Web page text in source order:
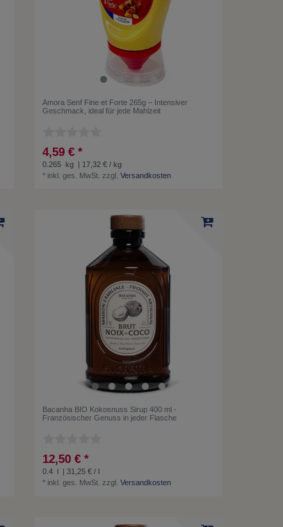
Amora Senf Fine et Forte 265g – Intensiver
Geschmack, ideal für jede Mahlzeit
4,59 € *
0.265 kg | 17,32 € / kg
* inkl. ges. MwSt. zzgl.Versandkosten
Bacanha BIO Kokosnuss Sirup 400 ml -
Französischer Genuss in jeder Flasche
12,50 € *
0.4
| 31,25 € / l
* inkl. ges. MwSt. zzgl.Versandkosten